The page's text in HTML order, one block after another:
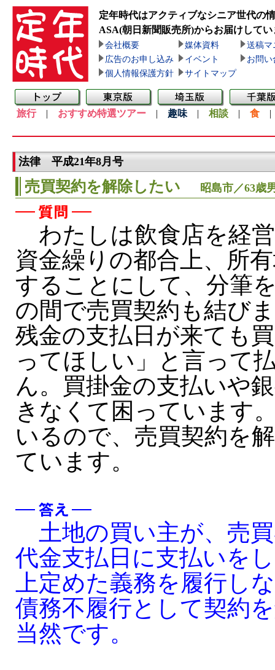
定年時代はアクティブなシニア世代の
ASA(朝日新聞販売所)からお届けしてい
会社概要 媒体資料
送稿マ
広告のお申し込み
イベント
お問い
個人情報保護方針
サイトマップ
旅行| おすすめ特選ツアー | 趣味 | 相談 | 食
法律 平成21年8月号
売買契約を解除したい 昭島市／63歳
わたしは飲食店を経
資金繰りの都合上、所
することにして、分筆
の間で売買契約も結び
残金の支払日が来ても
ってほしい」と言って
ん。買掛金の支払いや
きなくて困っています
いるので、売買契約を
ています。
土地の買い主が、売
代金支払日に支払いを
上定めた義務を履行し
債務不履行として契約
当然です。